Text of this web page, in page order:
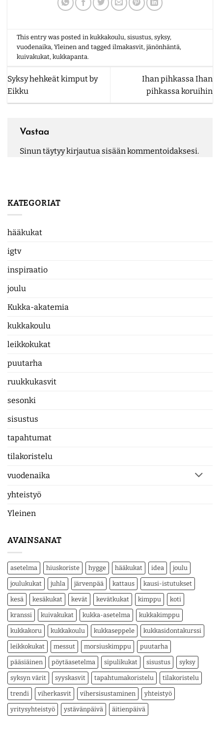
KATEGORIAT
hääkukat
igtv
inspiraatio
joulu
Kukka-akatemia
kukkakoulu
leikkokukat
puutarha
ruukkukasvit
sesonki
sisustus
tapahtumat
tilakoristelu
vuodenaika
yhteistyö
Yleinen
AVAINSANAT
asetelma hiuskoriste hygge hääkukat idea joulu
joulukukat juhla järvenpää kattaus kausi-istutukset
kesä kesäkukat kevät kevätkukat kimppu koti
kranssi kuivakukat kukka-asetelma kukkakimppu
kukkakoru kukkakoulu kukkaseppele kukkasidontakurssi
leikkokukat messut morsiuskimppu puutarha
pääsiäinen pöytäasetelma sipulikukat sisustus syksy
syksyn värit syyskasvit tapahtumakoristelu tilakoristelu
trendi viherkasvit vihersisustaminen yhteistyö
yritysyhteistyö ystävänpäivä äitienpäivä
This entry was posted inkukkakoulu,sisustus,syksy,
vuodenaika,Yleinen and taggedilmakasvit,jänönhäntä,
kuivakukat,kukkapanta.
Syksy hehkeät kimput by
Eikku
Ihan pihkassa Ihan
pihkassa koruihin
Vastaa
Sinun täytyykirjautua sisäänkommentoidaksesi.